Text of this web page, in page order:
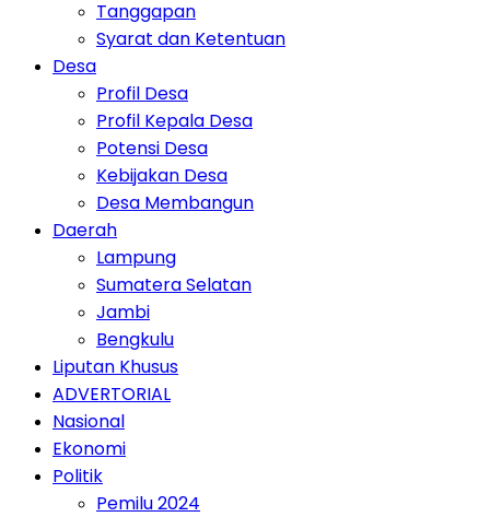
Tanggapan
Syarat dan Ketentuan
Desa
Profil Desa
Profil Kepala Desa
Potensi Desa
Kebijakan Desa
Desa Membangun
Daerah
Lampung
Sumatera Selatan
Jambi
Bengkulu
Liputan Khusus
ADVERTORIAL
Nasional
Ekonomi
Politik
Pemilu 2024